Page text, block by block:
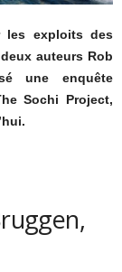
les exploits des
auteurs Rob
une enquête
Sochi Project,